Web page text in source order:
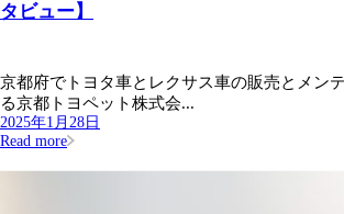
タビュー】
京都府でトヨタ車とレクサス車の販売とメン
る京都トヨペット株式会...
2025年1月28日
Read more